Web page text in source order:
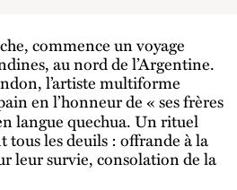
commence un voyage
au nord de l’Argentine.
l’artiste multiforme
en l’honneur de « ses frères
langue quechua. Un rituel
les deuils : offrande à la
leur survie, consolation de la